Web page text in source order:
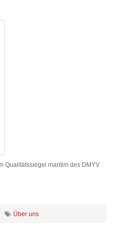
Qualitätssiegel maritim des DMYV
Über uns